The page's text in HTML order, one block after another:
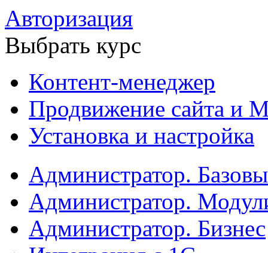
Авторизация
Выбрать курс
Контент-менеджер
Продвижение сайта и
Установка и настройка
Администратор.
Администратор.
Администратор. Бизнес